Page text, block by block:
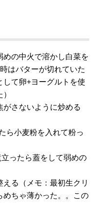
めの中火で溶かし白菜を
はバターが切れていた
して卵+ヨーグルトを使
さないように炒める
ら小麦粉を入れて粉っ
ったら蓋をして弱めの
る（メモ：最初生クリ
めちゃ薄かった。。この